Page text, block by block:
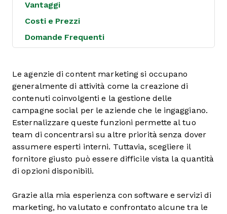
Vantaggi
Costi e Prezzi
Domande Frequenti
Le agenzie di content marketing si occupano
generalmente di attività come la creazione di
contenuti coinvolgenti e la gestione delle
campagne social per le aziende che le ingaggiano.
Esternalizzare queste funzioni permette al tuo
team di concentrarsi su altre priorità senza dover
assumere esperti interni. Tuttavia, scegliere il
fornitore giusto può essere difficile vista la quantità
di opzioni disponibili.
Grazie alla mia esperienza con software e servizi di
marketing, ho valutato e confrontato alcune tra le